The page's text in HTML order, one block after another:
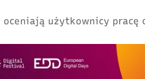
oceniają użytkownicy pracę